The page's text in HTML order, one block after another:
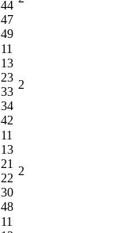
44
47
49
11
13
23
33
34
42
2
11
13
21
22
30
48
2
11